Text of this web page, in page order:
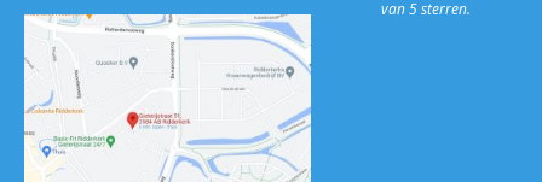
van 5 sterren.